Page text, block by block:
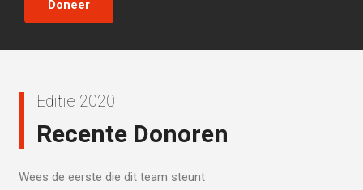
Editie 2020
Recente Donoren
Wees de eerste die dit team steunt